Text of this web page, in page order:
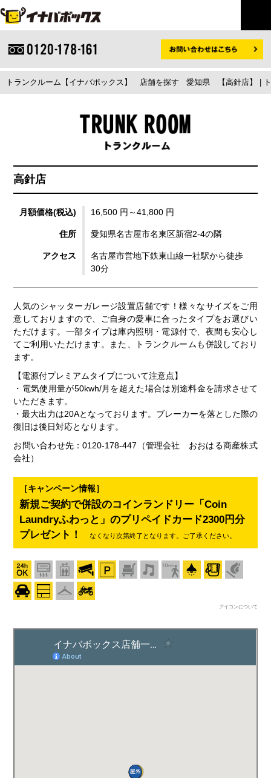
トランクルーム【イナバボックス】 店舗を探す 愛知県 【高針店】 |
高針店
月額価格(税込) 16,500 円～41,800 円
住所 愛知県名古屋市名東区新宿2-4の隣
アクセス
名古屋市営地下鉄東山線一社駅から徒歩
30分
人気のシャッターガレージ設置店舗です！様々なサイズをご用
意しておりますので、ご自身の愛車に合ったタイプをお選びい
ただけます。一部タイプは庫内照明・電源付で、夜間も安心し
てご利用いただけます。また、トランクルームも併設しており
ます。
【電源付プレミアムタイプについて注意点】
・電気使用量が50kwh/月を超えた場合は別途料金を請求させて
いただきます。
・最大出力は20Aとなっております。ブレーカーを落とした際の
復旧は後日対応となります。
お問い合わせ先：0120-178-447（管理会社 おおはる商産株式
会社）
［キャンペーン情報］
新規ご契約で併設のコインランドリー「Coin
Laundryふわっと」のプリペイドカード2300円分
プレゼント！
なくなり次第終了となります。ご了承ください。
アイコンについて